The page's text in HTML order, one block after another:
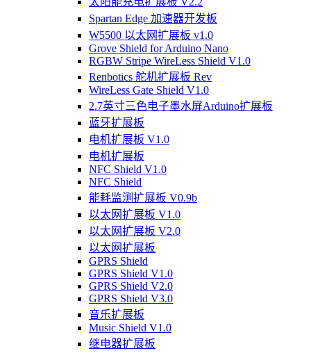
Spartan Edge 加速器开发板
W5500 以太网扩展板 v1.0
Grove Shield for Arduino Nano
RGBW Stripe WireLess Shield V1.0
Renbotics 舵机扩展板 Rev
WireLess Gate Shield V1.0
2.7英寸三色电子墨水屏Arduino扩展板
蓝牙扩展板
电机扩展板 V1.0
电机扩展板
NFC Shield V1.0
NFC Shield
能耗监测扩展板 V0.9b
以太网扩展板 V1.0
以太网扩展板 V2.0
以太网扩展板
GPRS Shield
GPRS Shield V1.0
GPRS Shield V2.0
GPRS Shield V3.0
音乐扩展板
Music Shield V1.0
继电器扩展板